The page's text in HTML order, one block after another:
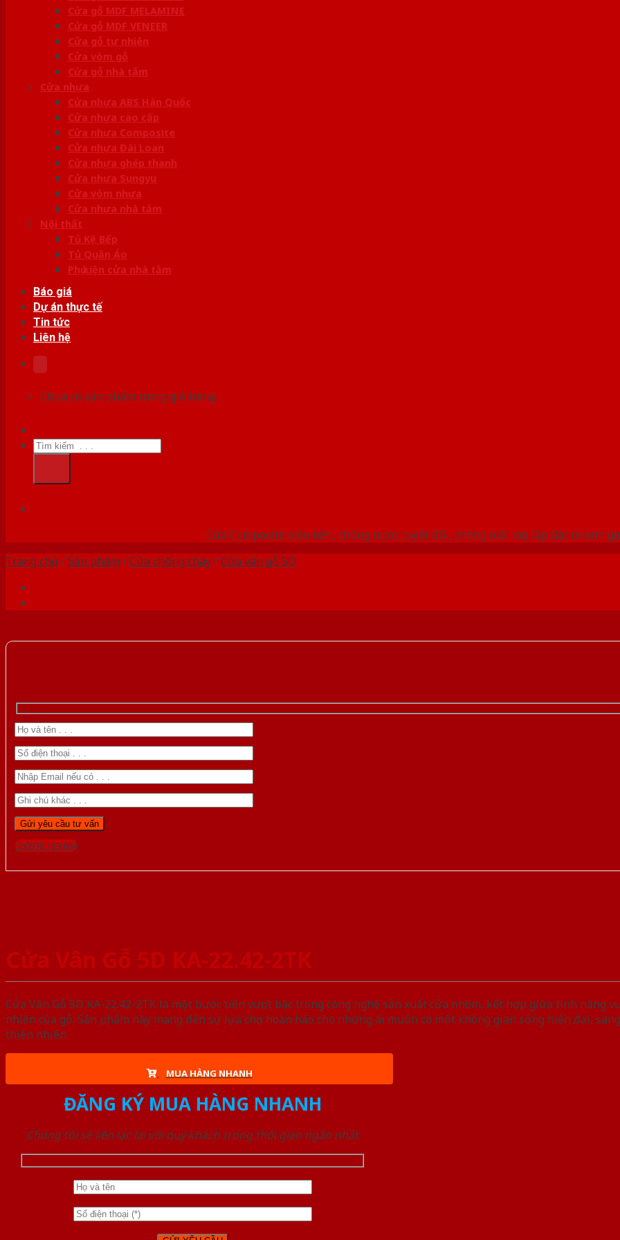
Cửa gỗ MDF MELAMINE
Cửa gỗ MDF VENEER
Cửa gỗ tự nhiên
Cửa vòm gỗ
Cửa gỗ nhà tắm
Cửa nhựa
Cửa nhựa ABS Hàn Quốc
Cửa nhựa cao cấp
Cửa nhựa Composite
Cửa nhựa Đài Loan
Cửa nhựa ghép thanh
Cửa nhựa Sungyu
Cửa vòm nhựa
Cửa nhựa nhà tắm
Nội thất
Tủ Kệ Bếp
Tủ Quần Áo
Phụ kiện cửa nhà tắm
Báo giá
Dự án thực tế
Tin tức
Liên hệ
Chưa có sản phẩm trong giỏ hàng.
Tìm
kiếm:
Cửa Composite siêu bền, chống nước tuyệt đối, chống mối mọt, lắp đặt nhanh gọn
Trang chủ /Sản phẩm /Cửa chống cháy/Cửa vân gỗ 5D
Gọi 0976.169.864
Cửa Vân Gỗ 5D KA-22.42-2TK
Cửa Vân Gỗ 5D KA-22.42-2TK là một bước tiến vượt bậc trong công nghệ sản xuất cửa nhôm, kết hợp giữa tính năng
nhiên của gỗ. Sản phẩm này mang đến sự lựa chọn hoàn hảo cho những ai muốn có một không gian sống hiện đại,
thiên nhiên.
MUA HÀNG NHANH
ĐĂNG KÝ MUA HÀNG NHANH
Chúng tôi sẽ liên lạc lại với quý khách trong thời gian ngắn nhất